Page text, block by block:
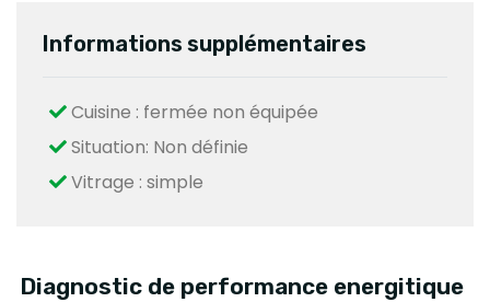
Informations supplémentaires
Cuisine : fermée non équipée
Situation: Non définie
Vitrage : simple
Diagnostic de performance energitique